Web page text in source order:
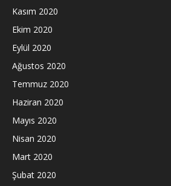
Kasım 2020
Ekim 2020
Eylül 2020
Ağustos 2020
Temmuz 2020
Haziran 2020
Mayıs 2020
Nisan 2020
Mart 2020
Şubat 2020